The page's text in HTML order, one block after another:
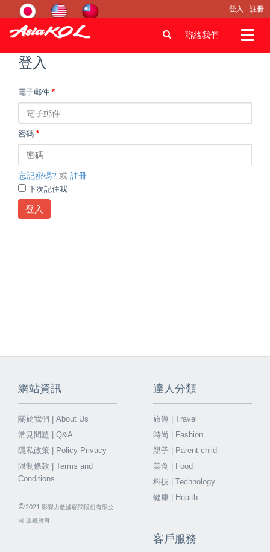
登入 註冊
聯絡我們
登入
電子郵件 *
密碼 *
忘記密碼? 或 註冊
下次記住我
登入
網站資訊
關於我們 | About Us
常見問題 | Q&A
隱私政策 | Policy Privacy
限制條款 | Terms and
Conditions
©2021 影響力數據顧問股份有限公
司.版權所有
達人分類
旅遊 | Travel
時尚 | Fashion
親子 | Parent-child
美食 | Food
科技 | Technology
健康 | Health
客戶服務